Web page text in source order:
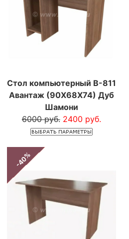
Стол компьютерный В-811
Авантаж (90Х68Х74) Дуб
Шамони
6000 руб. 2400 руб.
-40%